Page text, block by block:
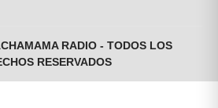
RADIO - TODOS LOS
RESERVADOS